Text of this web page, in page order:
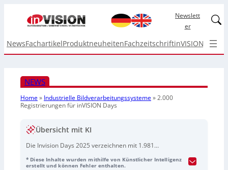
Newslett
er
NewsFachartikelProduktneuheitenFachzeitschriftinVISION Top
NEWS
Home» Industrielle Bildverarbeitungssysteme»2.000
Registrierungen für inVISION Days
Übersicht mit KI
Die Invision Days 2025 verzeichnen mit 1.981
internationales Interesse. Der Termin für die nächste
* Diese Inhalte wurden mithilfe von Künstlicher Intelligenz
erstellt und können Fehler enthalten.